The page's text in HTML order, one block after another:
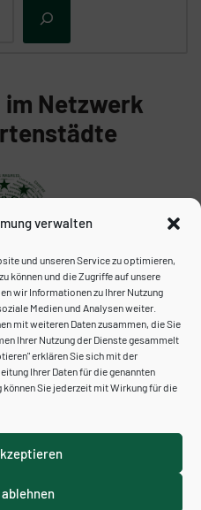
verwalten
und unseren Service zu optimieren,
können und die Zugriffe auf unsere
wir Informationen zu Ihrer Nutzung
Medien und Analysen weiter.
mit weiteren Daten zusammen, die Sie
Ihrer Nutzung der Dienste gesammelt
erklären Sie sich mit der
Ihrer Daten für die genannten
Sie jederzeit mit Wirkung für die
Netzwerk